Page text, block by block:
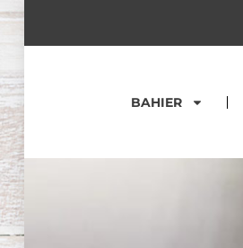
BAHIER